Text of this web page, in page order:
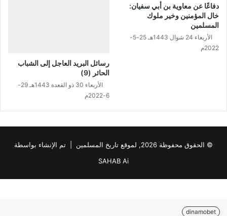
دفاعًا عن معاوية بن أبي سفيان:
خال المؤمنين وخير ملوك
المسلمين
الأربعاء 24 شوال 1443هـ 25-5-
2022م
رسائل البريد العاجل إلى الشباب
الحائر (9)
الأربعاء 30 ذو القعدة 1443هـ 29-
6-2022م
© الحقوق محفوظة 2026, لموقع تاريخ المسلمين | تم الإنشاء بواسطة
SAHAB Ai
dinamobet